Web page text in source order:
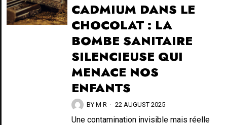
CADMIUM DANS LE
CHOCOLAT : LA
BOMBE SANITAIRE
SILENCIEUSE QUI
MENACE NOS
ENFANTS
BY M R 22 AUGUST 2025
Une contamination invisible mais réelle